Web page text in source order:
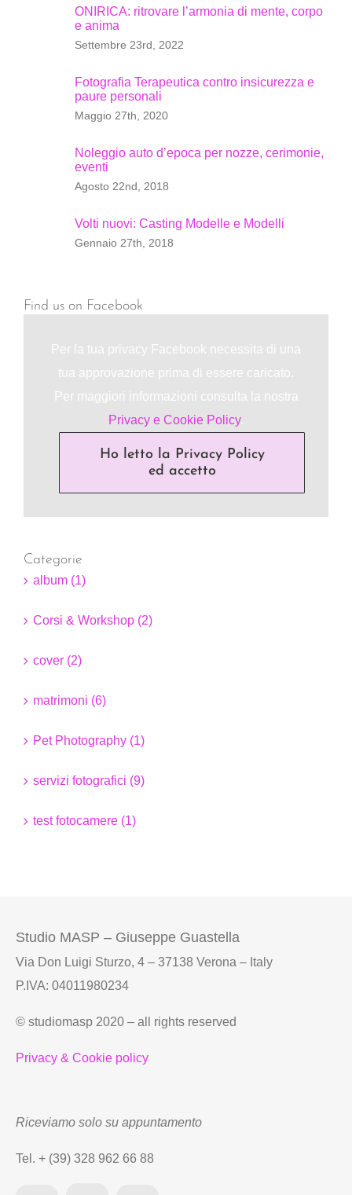
ONIRICA: ritrovare l’armonia di mente, corpo
e anima
Settembre 23rd, 2022
Fotografia Terapeutica contro insicurezza e
paure personali
Maggio 27th, 2020
Noleggio auto d’epoca per nozze, cerimonie,
eventi
Agosto 22nd, 2018
Volti nuovi: Casting Modelle e Modelli
Gennaio 27th, 2018
Find us on Facebook
Per la tua privacy Facebook necessita di una
tua approvazione prima di essere caricato.
Per maggiori informazioni consulta la nostra
Privacy e Cookie Policy.
Ho letto la Privacy Policy
ed accetto
Categorie
album (1)
Corsi & Workshop (2)
cover (2)
matrimoni (6)
Pet Photography (1)
servizi fotografici (9)
test fotocamere (1)
Studio MASP – Giuseppe Guastella
Via Don Luigi Sturzo, 4 – 37138 Verona – Italy
P.IVA: 04011980234
© studiomasp 2020 – all rights reserved
Privacy & Cookie policy
Riceviamo solo su appuntamento
Tel. + (39) 328 962 66 88